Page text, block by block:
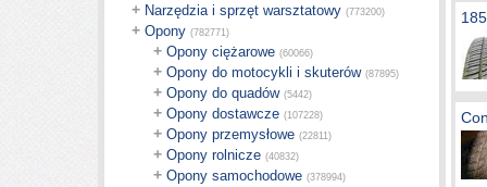
+ Narzędzia i sprzęt warsztatowy (773200)
+ Opony (782771)
+ Opony ciężarowe (60066)
+ Opony do motocykli i skuterów (87895)
+ Opony do quadów (5442)
+ Opony dostawcze (107228)
+ Opony przemysłowe (22811)
+ Opony rolnicze (40832)
+ Opony samochodowe (378994)